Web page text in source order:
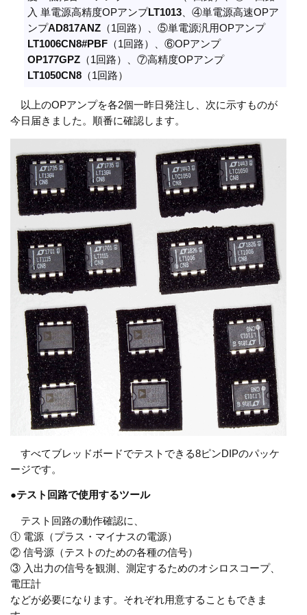
入 単電源高精度OPアンプLT1013、④単電源高速OPア
ンプAD817ANZ （1回路）、⑤単電源汎用OPアンプ
LT1006CN8#PBF （1回路）、⑥OPアンプ
OP177GPZ （1回路）、⑦高精度OPアンプ
LT1050CN8 （1回路）
以上のOPアンプを各2個一昨日発注し、次に示すものが
今日届きました。順番に確認します。
すべてブレッドボードでテストできる8ピンDIPのパッケ
ージです。
●テスト回路で使用するツール
テスト回路の動作確認に、
① 電源（プラス・マイナスの電源）
② 信号源（テストのための各種の信号）
③ 入出力の信号を観測、測定するためのオシロスコープ、
電圧計
などが必要になります。それぞれ用意することもできま